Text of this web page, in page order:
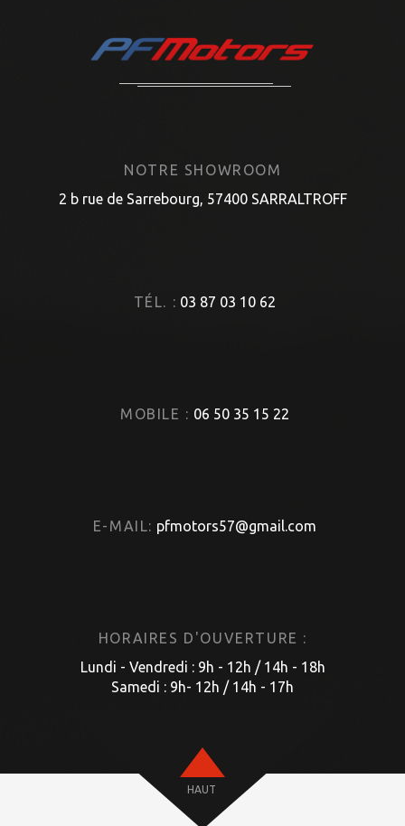
NOTRE SHOWROOM
2 b rue de Sarrebourg, 57400 SARRALTROFF
TÉL. : 03 87 03 10 62
MOBILE : 06 50 35 15 22
E-MAIL: pfmotors57@gmail.com
HORAIRES D'OUVERTURE :
Lundi - Vendredi : 9h - 12h / 14h - 18h
Samedi : 9h- 12h / 14h - 17h
HAUT